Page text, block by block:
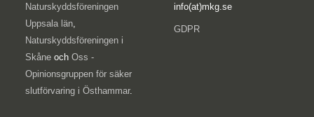
Naturskyddsföreningen
Uppsala län
Naturskyddsföreningen i
Skåne och Oss -
Opinionsgruppen för säker
slutförvaring i Östhammar.
info(at)mkg.se
GDPR